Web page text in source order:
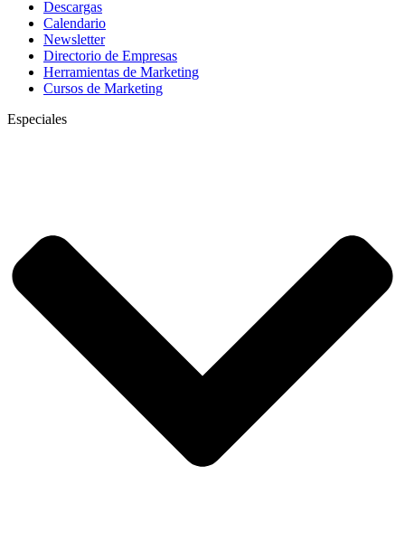
Descargas
Calendario
Newsletter
Directorio de Empresas
Herramientas de Marketing
Cursos de Marketing
Especiales